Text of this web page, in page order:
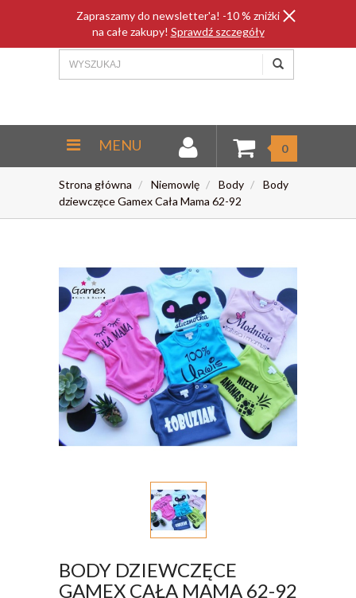
Zapraszamy do newsletter'a! -10 % zniżki
na całe zakupy! Sprawdź szczegóły
MENU 0
Strona główna Niemowlę Body
Body
dziewczęce Gamex Cała Mama 62-92
BODY DZIEWCZĘCE
GAMEX CAŁA MAMA 62-92